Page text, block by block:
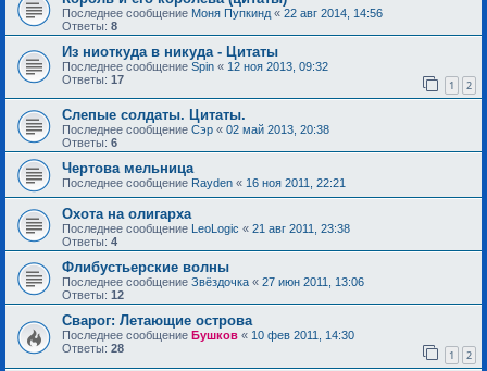
Последнее сообщение Моня Пупкинд « 22 авг 2014, 14:56
Ответы: 8
Из ниоткуда в никуда - Цитаты
Последнее сообщение Spin « 12 ноя 2013, 09:32
Ответы: 17 1 2
Слепые солдаты. Цитаты.
Последнее сообщение Сэр « 02 май 2013, 20:38
Ответы: 6
Чертова мельница
Последнее сообщение Rayden « 16 ноя 2011, 22:21
Охота на олигарха
Последнее сообщение LeoLogic « 21 авг 2011, 23:38
Ответы: 4
Флибустьерские волны
Последнее сообщение Звёздочка « 27 июн 2011, 13:06
Ответы: 12
Сварог: Летающие острова
Последнее сообщение Бушков « 10 фев 2011, 14:30
Ответы: 28 1 2